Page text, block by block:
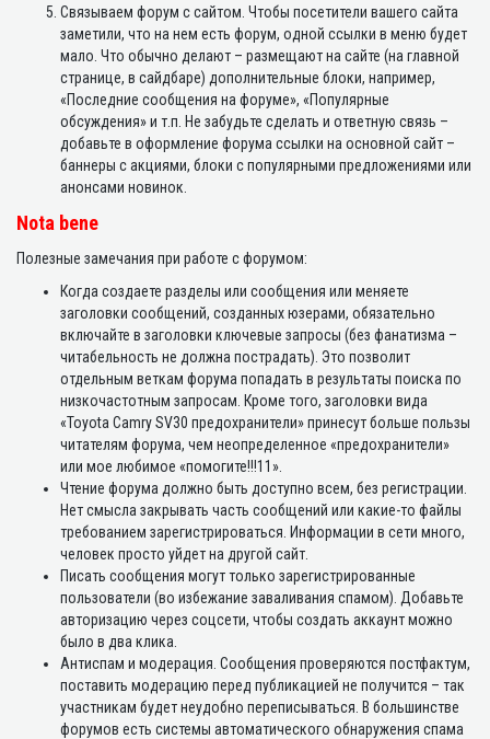
Связываем форум с сайтом. Чтобы посетители вашего сайта
заметили, что на нем есть форум, одной ссылки в меню будет
мало. Что обычно делают – размещают на сайте (на главной
странице, в сайдбаре) дополнительные блоки, например,
«Последние сообщения на форуме», «Популярные
обсуждения» и т.п. Не забудьте сделать и ответную связь –
добавьте в оформление форума ссылки на основной сайт –
баннеры с акциями, блоки с популярными предложениями или
анонсами новинок.
Nota bene
Полезные замечания при работе с форумом:
Когда создаете разделы или сообщения или меняете
заголовки сообщений, созданных юзерами, обязательно
включайте в заголовки ключевые запросы (без фанатизма –
читабельность не должна пострадать). Это позволит
отдельным веткам форума попадать в результаты поиска по
низкочастотным запросам. Кроме того, заголовки вида
«Toyota Camry SV30 предохранители» принесут больше пользы
читателям форума, чем неопределенное «предохранители»
или мое любимое «помогите!!!11».
Чтение форума должно быть доступно всем, без регистрации.
Нет смысла закрывать часть сообщений или какие-то файлы
требованием зарегистрироваться. Информации в сети много,
человек просто уйдет на другой сайт.
Писать сообщения могут только зарегистрированные
пользователи (во избежание заваливания спамом). Добавьте
авторизацию через соцсети, чтобы создать аккаунт можно
было в два клика.
Антиспам и модерация. Сообщения проверяются постфактум,
поставить модерацию перед публикацией не получится – так
участникам будет неудобно переписываться. В большинстве
форумов есть системы автоматического обнаружения спама